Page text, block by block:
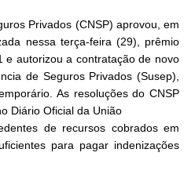
Privados (CNSP) aprovou, em
nessa terça-feira (29), prêmio
e autorizou a contratação de novo
de Seguros Privados (Susep),
As resoluções do CNSP
Diário Oficial da União
de recursos cobrados em
para pagar indenizações